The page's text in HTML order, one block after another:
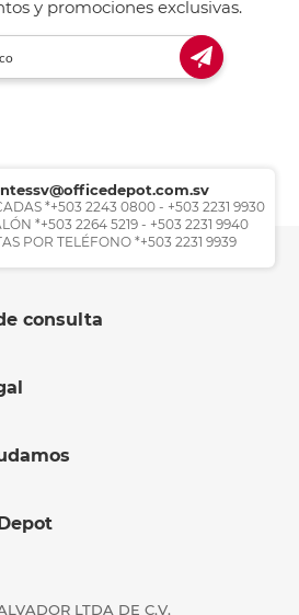
y promociones exclusivas.
*+503 2243 0800 - +503 2231 9930
*+503 2264 5219 - +503 2231 9940
POR TELÉFONO *+503 2231 9939
consulta
LTDA DE C.V.